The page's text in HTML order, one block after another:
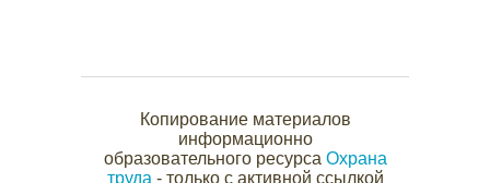
Копирование материалов
информационно
образовательного ресурса Охрана
труда - только с активной ссылкой